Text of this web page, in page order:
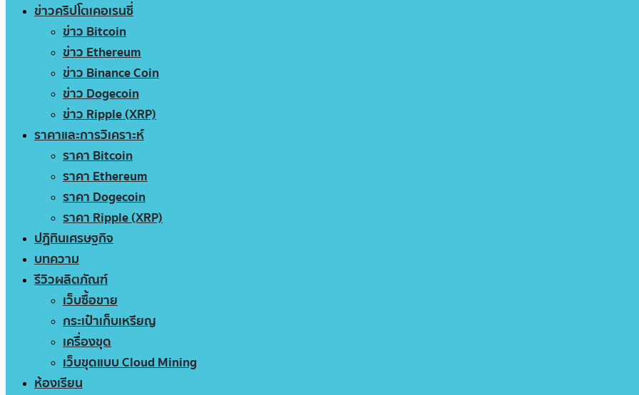
ข่าวคริปโตเคอเรนซี่
ข่าว Bitcoin
ข่าว Ethereum
ข่าว Binance Coin
ข่าว Dogecoin
ข่าว Ripple (XRP)
ราคาและการวิเคราะห์
ราคา Bitcoin
ราคา Ethereum
ราคา Dogecoin
ราคา Ripple (XRP)
ปฏิทินเศรษฐกิจ
บทความ
รีวิวผลิตภัณฑ์
เว็บซื้อขาย
กระเป๋าเก็บเหรียญ
เครื่องขุด
เว็บขุดแบบ Cloud Mining
ห้องเรียน